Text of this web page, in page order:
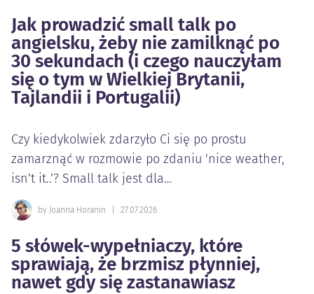
Jak prowadzić small talk po
angielsku, żeby nie zamilknąć po
30 sekundach (i czego nauczyłam
się o tym w Wielkiej Brytanii,
Tajlandii i Portugalii)
Czy kiedykolwiek zdarzyło Ci się po prostu
zamarznąć w rozmowie po zdaniu 'nice weather,
isn’t it..’? Small talk jest dla…
by Joanna Horanin 27.07.2026
5 słówek-wypełniaczy, które
sprawiają, że brzmisz płynniej,
nawet gdy się zastanawiasz